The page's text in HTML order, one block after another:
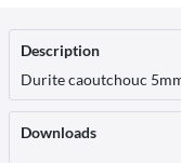
Description
Durite caoutchouc
Downloads